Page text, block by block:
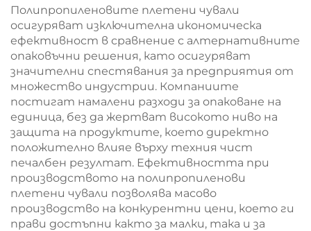
плик за покупки
по-добра видимост
на бранда
Полипропиленовите плетени чували
осигуряват изключителна икономическа
ефективност в сравнение с алтернативните
опаковъчни решения, като осигуряват
значителни спестявания за предприятия от
множество индустрии. Компаниите
постигат намалени разходи за опаковане на
единица, без да жертват високото ниво на
защита на продуктите, което директно
положително влияе върху техния чист
печалбен резултат. Ефективността при
производството на полипропиленови
плетени чували позволява масово
производство на конкурентни цени, което ги
прави достъпни както за малки, така и за